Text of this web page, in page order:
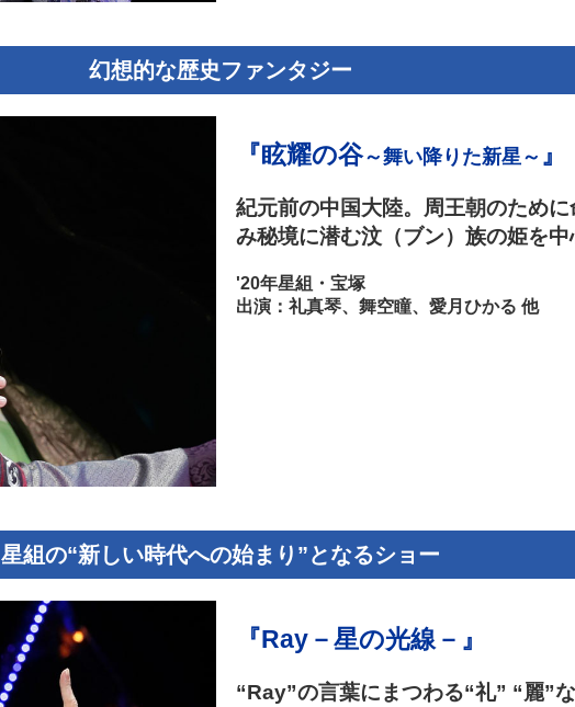
幻想的な歴史ファンタジー
『眩耀の谷～舞い降りた新星～ 』
紀元前の中国大陸。周王朝のため
み秘境に潜む汶（ブン）族の姫を中
'20年星組・宝塚
出演：礼真琴、舞空瞳、愛月ひかる 他
星組の“新しい時代への始まり”となるショー
『Ray－星の光線－』
“Ray”の言葉にまつわる“礼” “麗”